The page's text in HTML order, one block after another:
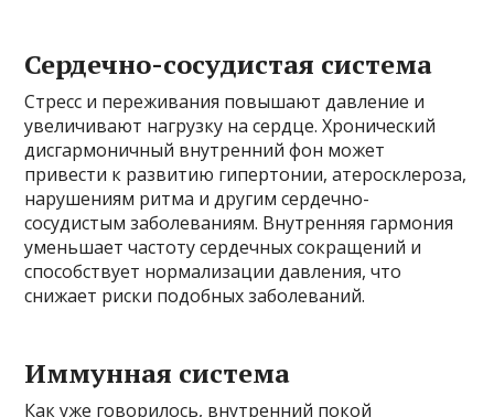
Сердечно-сосудистая система
Стресс и переживания повышают давление и
увеличивают нагрузку на сердце. Хронический
дисгармоничный внутренний фон может
привести к развитию гипертонии, атеросклероза,
нарушениям ритма и другим сердечно-
сосудистым заболеваниям. Внутренняя гармония
уменьшает частоту сердечных сокращений и
способствует нормализации давления, что
снижает риски подобных заболеваний.
Иммунная система
Как уже говорилось, внутренний покой